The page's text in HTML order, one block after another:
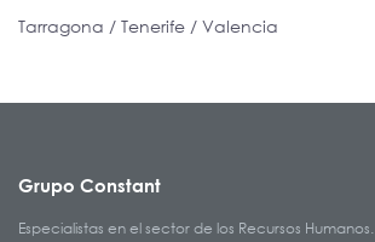
Tarragona / Tenerife / Valencia
Grupo Constant
Especialistas en el sector de los Recursos Humanos.